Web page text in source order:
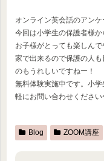
オンライン英会話のアンケ
今回は小学生の保護者様か
お子様がとっても楽しん
家で出来るので保護の人
のもうれしいですねー！
無料体験実施中です。小
軽にお問い合わせくださ
Blog ZOOM講座